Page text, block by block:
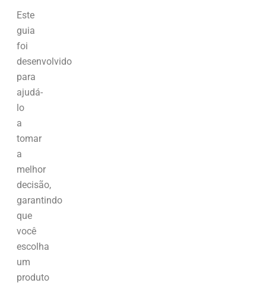
Este
guia
foi
desenvolvido
para
ajudá-
lo
a
tomar
a
melhor
decisão,
garantindo
que
você
escolha
um
produto